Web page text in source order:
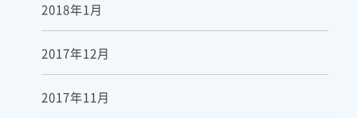
2018年1月
2017年12月
2017年11月